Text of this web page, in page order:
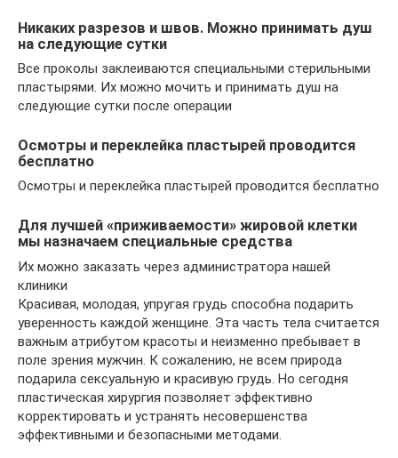
Никаких разрезов и швов. Можно принимать душ
на следующие сутки
Все проколы заклеиваются специальными стерильными
пластырями. Их можно мочить и принимать душ на
следующие сутки после операции
Осмотры и переклейка пластырей проводится
бесплатно
Осмотры и переклейка пластырей проводится бесплатно
Для лучшей «приживаемости» жировой клетки
мы назначаем специальные средства
Их можно заказать через администратора нашей
клиники
Красивая, молодая, упругая грудь способна подарить
уверенность каждой женщине. Эта часть тела считается
важным атрибутом красоты и неизменно пребывает в
поле зрения мужчин. К сожалению, не всем природа
подарила сексуальную и красивую грудь. Но сегодня
пластическая хирургия позволяет эффективно
корректировать и устранять несовершенства
эффективными и безопасными методами.